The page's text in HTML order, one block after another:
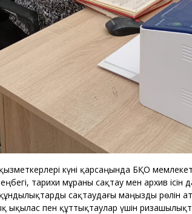
күні қарсаңында БҚО
тарихи мұраны сақтау мен архив ісін
сақтаудағы маңызды рөлін
ықылас пен құттықтаулар үшін